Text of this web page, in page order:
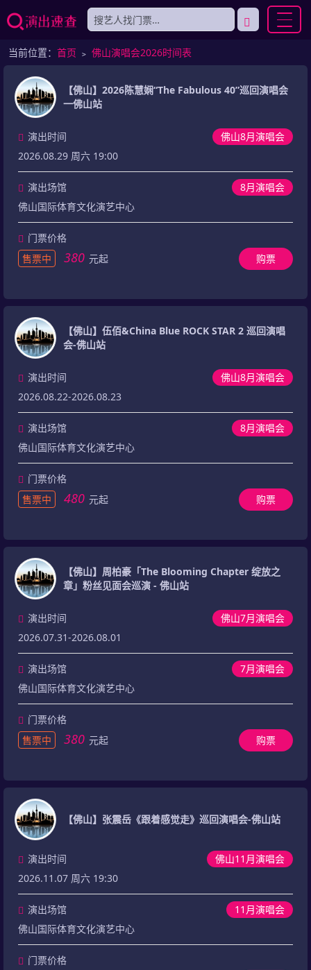
当前位置： 首页 ﹥ 佛山演唱会2026时间表
【佛山】2026陈慧娴“The Fabulous 40”巡回演唱会
一佛山站
佛山8月演唱会
演出时间
2026.08.29 周六 19:00
8月演唱会
演出场馆
佛山国际体育文化演艺中心
门票价格
售票中
380 元起 购票
【佛山】伍佰&China Blue ROCK STAR 2 巡回演唱
会-佛山站
佛山8月演唱会
演出时间
2026.08.22-2026.08.23
8月演唱会
演出场馆
佛山国际体育文化演艺中心
门票价格
售票中
480 元起 购票
【佛山】周柏豪「The Blooming Chapter 绽放之
章」粉丝见面会巡演 - 佛山站
佛山7月演唱会
演出时间
2026.07.31-2026.08.01
7月演唱会
演出场馆
佛山国际体育文化演艺中心
门票价格
售票中
380 元起 购票
【佛山】张震岳《跟着感觉走》巡回演唱会-佛山站
佛山11月演唱会
演出时间
2026.11.07 周六 19:30
11月演唱会
演出场馆
佛山国际体育文化演艺中心
门票价格